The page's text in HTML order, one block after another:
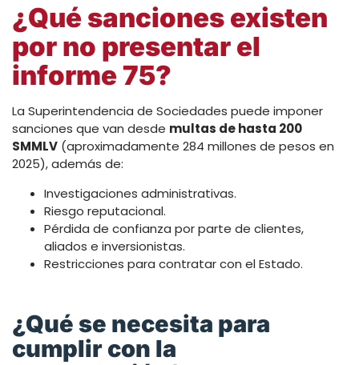
¿Qué sanciones existen
por no presentar el
informe 75?
La Superintendencia de Sociedades puede imponer
sanciones que van desde multas de hasta 200
SMMLV (aproximadamente 284 millones de pesos en
2025), además de:
Investigaciones administrativas.
Riesgo reputacional.
Pérdida de confianza por parte de clientes,
aliados e inversionistas.
Restricciones para contratar con el Estado.
¿Qué se necesita para
cumplir con la